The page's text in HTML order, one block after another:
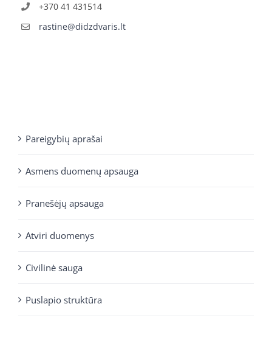
+370 41 431514
rastine@didzdvaris.lt
Pareigybių aprašai
Asmens duomenų apsauga
Pranešėjų apsauga
Atviri duomenys
Civilinė sauga
Puslapio struktūra